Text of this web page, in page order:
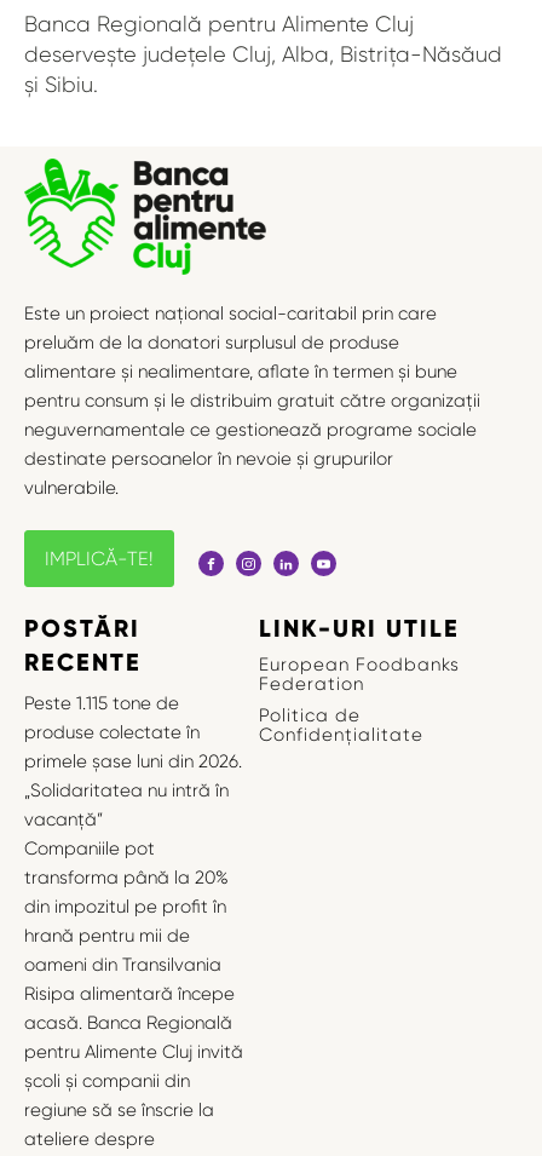
Banca Regională pentru Alimente Cluj
deservește județele Cluj, Alba, Bistrița-Năsăud
și Sibiu.
Este un proiect național social-caritabil prin care
preluăm de la donatori surplusul de produse
alimentare și nealimentare, aflate în termen și bune
pentru consum și le distribuim gratuit către organizații
neguvernamentale ce gestionează programe sociale
destinate persoanelor în nevoie și grupurilor
vulnerabile.
IMPLICĂ-TE!
POSTĂRI
RECENTE
Peste 1.115 tone de
produse colectate în
primele șase luni din 2026.
„Solidaritatea nu intră în
vacanță”
Companiile pot
transforma până la 20%
din impozitul pe profit în
hrană pentru mii de
oameni din Transilvania
Risipa alimentară începe
acasă. Banca Regională
pentru Alimente Cluj invită
școli și companii din
regiune să se înscrie la
ateliere despre
LINK-URI UTILE
European Foodbanks
Federation
Politica de
Confidențialitate